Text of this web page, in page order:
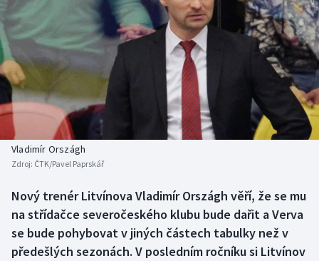
DALŠÍ SPORTY
Americký fotbal
Baseball a softbal
Basketbal
Biatlon
Box
Curling
NEPŘEHLÉDNĚTE
Soutěže
Historické návraty
Aplikace ČT sport
Vladimír Országh
Zdroj: ČTK/Pavel Paprskář
Nový trenér Litvínova Vladimír Országh věří, že se mu
na střídačce severočeského klubu bude dařit a Verva
se bude pohybovat v jiných částech tabulky než v
předešlých sezonách. V posledním ročníku si Litvínov